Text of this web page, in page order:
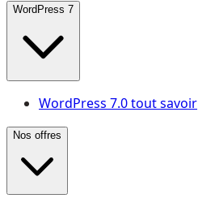
WordPress 7
WordPress 7.0 tout savoir
Nos offres